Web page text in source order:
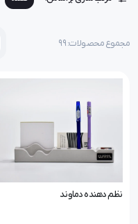
مجموع محصولات: ۹۹
نظم دهنده دماوند